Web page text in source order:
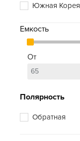
Южная Корея
Емкость
От
Полярность
Обратная